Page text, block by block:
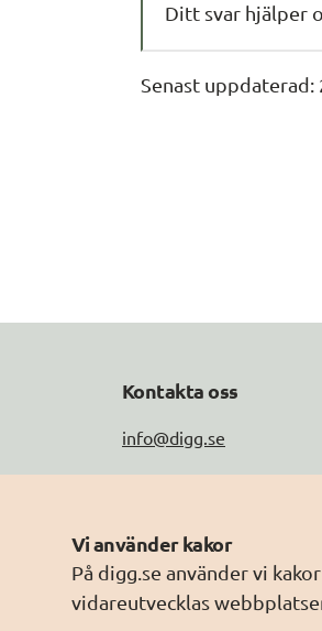
Vi använder kakor
På digg.se använder vi
vidareutvecklas
Ditt svar hjälper
Senast uppdaterad:
Kontakta oss
info@digg.se
Tel: 0771-11 44 00
Fler kontaktuppgifter